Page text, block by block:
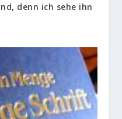
denn ich sehe ihn